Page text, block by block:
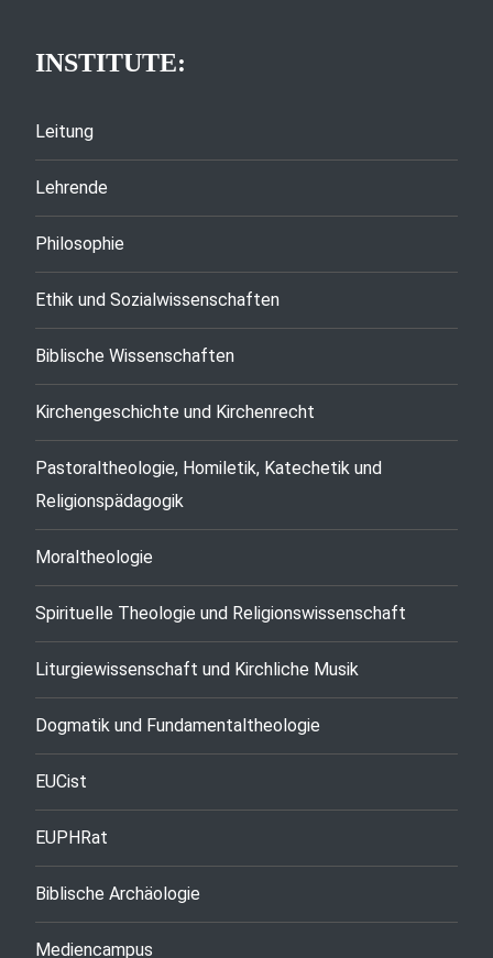
INSTITUTE:
Leitung
Lehrende
Philosophie
Ethik und Sozialwissenschaften
Biblische Wissenschaften
Kirchengeschichte und Kirchenrecht
Pastoraltheologie, Homiletik, Katechetik und
Religionspädagogik
Moraltheologie
Spirituelle Theologie und Religionswissenschaft
Liturgiewissenschaft und Kirchliche Musik
Dogmatik und Fundamentaltheologie
EUCist
EUPHRat
Biblische Archäologie
Mediencampus